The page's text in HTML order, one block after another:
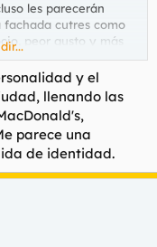
les parecerán
fachada cutres como
peor gusto y más
y el
llenando las
parece una
de identidad.